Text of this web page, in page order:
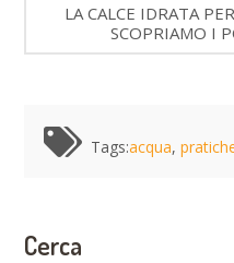
LA CALCE IDRATA
SCOPRIAMO I
Tags:acqua,
Cerca